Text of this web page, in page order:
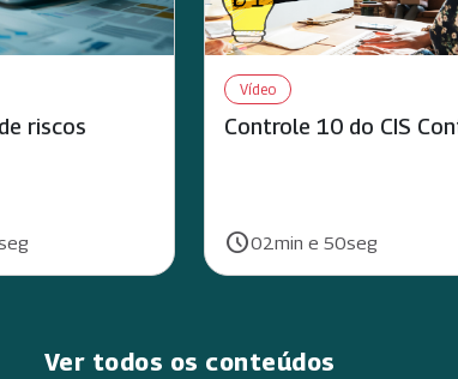
riscos
Vídeo
Controle 10 do CIS
Duração:
schedule02min e 50seg
Ver todos os conteúdos